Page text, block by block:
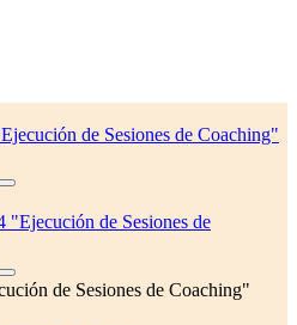
de Sesiones de Coaching"
de Sesiones de